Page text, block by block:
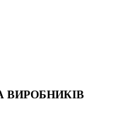
ВИРОБНИКІВ